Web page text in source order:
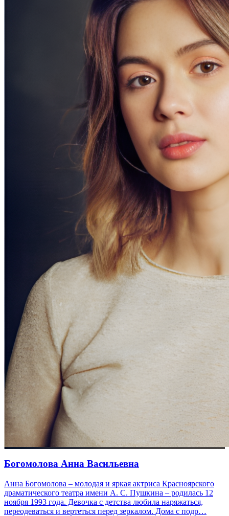
Богомолова Анна Васильевна
Анна Богомолова – молодая и яркая актриса Красноярского
драматического театра имени А. С. Пушкина – родилась 12
ноября 1993 года. Девочка с детства любила наряжаться,
переодеваться и вертеться перед зеркалом. Дома с подр…